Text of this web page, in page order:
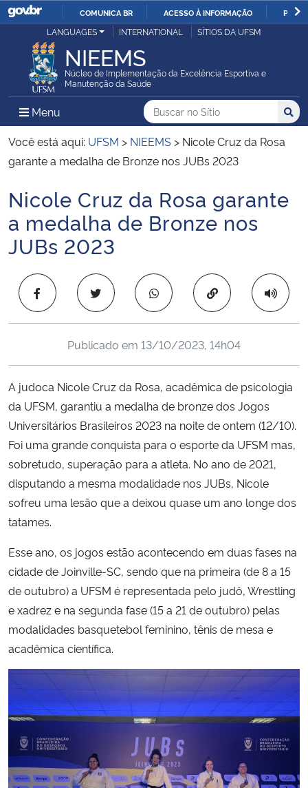
IR
O
COMUNICA BR ACESSO À INFORMAÇÃO
Ministério da Justiça e Segurança Pública
Ministério da Defesa
Ministério das Relações Exteriores
Ministério da Infraestrutura
Ministério da Agricultura, Pecuária e Abastecimento
Ministério da Educação
Ministério de Minas e Energia
Ministério da Ciência, Tecnologia, Inovações e Comunicações
Ministério do Meio Ambiente
Ministério do Turismo
Controladoria-Geral da União
Ministério da Mulher, da Família e dos Direitos Humanos
Secretaria-Geral
Gabinete de Segurança Institucional
Advocacia-Geral da União
LANGUAGES INTERNATIONAL SÍTIOS DA UFSM
NIEEMS
Núcleo de Implementação da Excelência Esportiva e
Manutenção da Saúde
Menu Menu Principal do Sítio
Busca
Buscar no no Sítio
Busca:
Você está aqui: UFSM > NIEEMS > Nicole Cruz da Rosa
garante a medalha de Bronze nos JUBs 2023
Início do conteúdo
Nicole Cruz da Rosa garante
a medalha de Bronze nos
JUBs 2023
Copiar para área
Publicado em 13/10/2023, 14h04
A judoca Nicole Cruz da Rosa, acadêmica de psicologia
da UFSM, garantiu a medalha de bronze dos Jogos
Universitários Brasileiros 2023 na noite de ontem (12/10).
Foi uma grande conquista para o esporte da UFSM mas,
sobretudo, superação para a atleta. No ano de 2021,
disputando a mesma modalidade nos JUBs, Nicole
sofreu uma lesão que a deixou quase um ano longe dos
tatames.
Esse ano, os jogos estão acontecendo em duas fases na
cidade de Joinville-SC, sendo que na primeira (de 8 a 15
de outubro) a UFSM é representada pelo judô, Wrestling
e xadrez e na segunda fase (15 a 21 de outubro) pelas
modalidades basquetebol feminino, tênis de mesa e
acadêmica científica.